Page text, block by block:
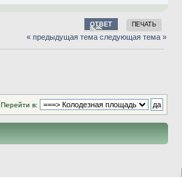
ОТВЕТ ПЕЧАТЬ
« предыдущая тема следующая тема »
Перейти в: